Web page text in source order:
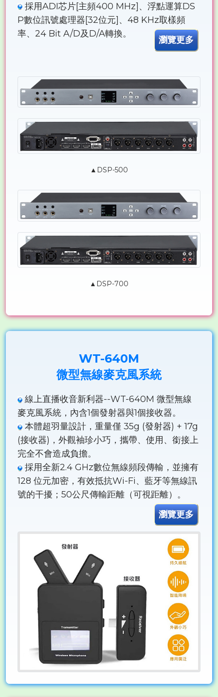
採用ADI芯片[主頻400 MHz]、浮點運算DS
P數位訊號處理器[32位元]、48 KHz取樣頻
率、24 Bit A/D及D/A轉換。
瀏覽更多
▲DSP-500
▲DSP-700
WT-640M
微型無線麥克風系統
線上直播收音新利器--WT-640M 微型無線
麥克風系統，內含1個發射器與1個接收器。
本體超羽量設計，重量僅 35g (發射器) + 17g
(接收器)，外觀袖珍小巧，攜帶、使用、銜接上
完全不會造成負擔。
採用全新2.4 GHz數位無線頻段傳輸，並擁有
128 位元加密，有效抵抗Wi-Fi、藍牙等無線訊
號的干擾；50公尺傳輸距離（可視距離）。
瀏覽更多